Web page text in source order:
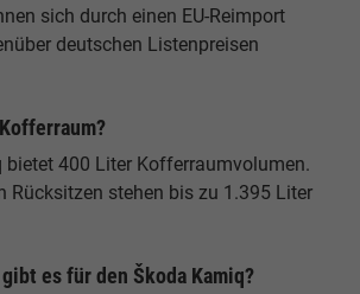
sich durch einen EU-Reimport
deutschen Listenpreisen
bietet 400 Liter Kofferraumvolumen.
Rücksitzen stehen bis zu 1.395 Liter
es für den Škoda Kamiq?